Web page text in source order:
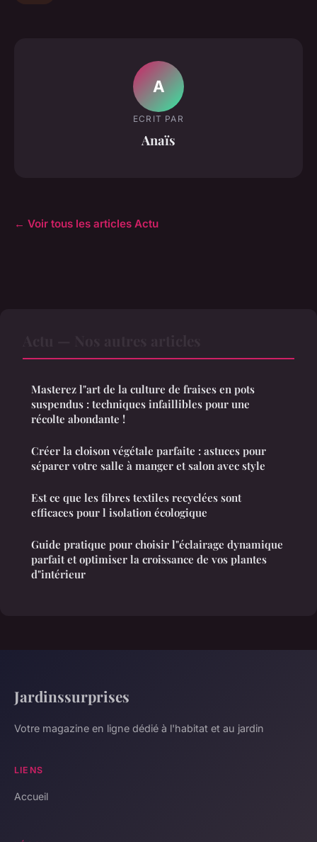
A
ECRIT PAR
Anaïs
← Voir tous les articles Actu
Masterez l"art de la culture de fraises en pots
suspendus : techniques infaillibles pour une
récolte abondante !
Créer la cloison végétale parfaite : astuces pour
séparer votre salle à manger et salon avec style
Est ce que les fibres textiles recyclées sont
efficaces pour l isolation écologique
Guide pratique pour choisir l"éclairage dynamique
parfait et optimiser la croissance de vos plantes
d"intérieur
Jardinssurprises
Votre magazine en ligne dédié à l'habitat et au jardin
LIENS
Accueil